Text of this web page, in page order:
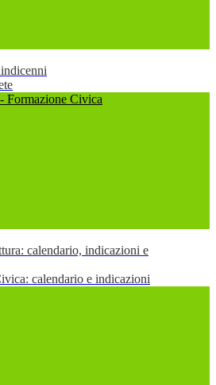
Formazione Civica
calendario, indicazioni e
calendario e indicazioni